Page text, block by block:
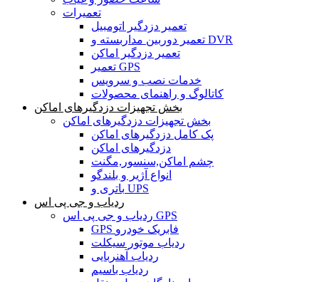
تعمیرات
تعمیر دزدگیر اتومبیل
تعمیر دوربین مداربسته و DVR
تعمیر دزدگیر اماکن
تعمیر GPS
خدمات نصب و سرویس
کاتالوگ و راهنمای محصولات
بخش تجهیزات دزدگیرهای اماکن
بخش تجهیزات دزدگیرهای اماکن
پک کامل دزدگیرهای اماکن
دزدگیرهای اماکن
چشم اماکن,سنسور,مگنت
انواع آژیر و بلندگو
باتری و UPS
ردیاب و جی پی اس
ردیاب و جی پی اس GPS
GPS فابریک خودرو
ردیاب موتور سیکلت
ردیاب آهنربایی
ردیاب باسیم